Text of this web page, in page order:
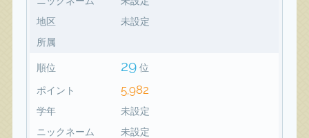
地区
未設定
所属
順位 29 位
ポイント 5,982
学年
未設定
ニックネーム
未設定